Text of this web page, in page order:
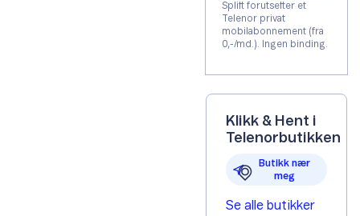
Splitt forutsetter et
Telenor privat
mobilabonnement (fra
0,-/md.). Ingen binding.
Klikk & Hent i
Telenorbutikken
Butikk nær
meg
Se alle butikker